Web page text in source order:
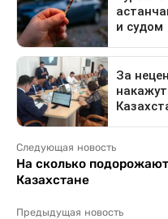
Следующая новость
На сколько
Казахстане
Предыдущая новость